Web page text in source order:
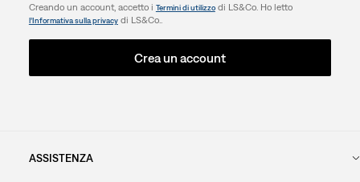
Creando un account, accetto i Termini di utilizzodi LS&Co. Ho letto
l’Informativa sulla privacydi LS&Co..
Crea un account
ASSISTENZA